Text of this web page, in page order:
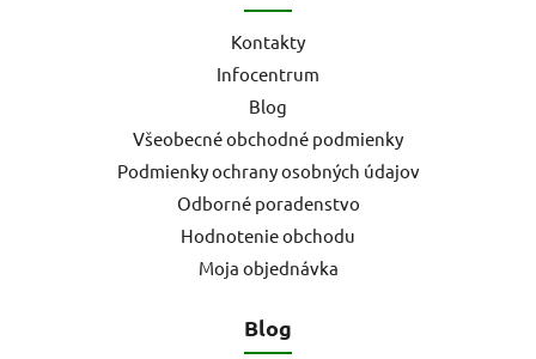
Kontakty
Infocentrum
Blog
Všeobecné obchodné podmienky
Podmienky ochrany osobných údajov
Odborné poradenstvo
Hodnotenie obchodu
Moja objednávka
Blog